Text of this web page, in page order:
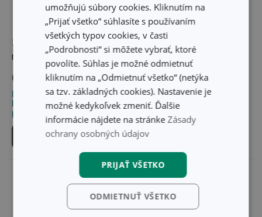
Hrnček TAVERNE 350 ml,
mocca
6,20 €
Dostupné v eshope
Môžete mať ihneď v 31
predajniach
Do košíka
Hrnček GUSTITO
6,60 €
Dostupné v eshope
Môžete mať ihneď v 27
umožňujú súbory cookies. Kliknutím na
„Prijať všetko“ súhlasíte s používaním
všetkých typov cookies, v časti
„Podrobnosti“ si môžete vybrať, ktoré
povolíte. Súhlas je možné odmietnuť
kliknutím na „Odmietnuť všetko“ (netýka
sa tzv. základných cookies). Nastavenie je
možné kedykoľvek zmeniť. Ďalšie
informácie nájdete na stránke Zásady
ochrany osobných údajov
PRIJAŤ VŠETKO
ODMIETNUŤ VŠETKO